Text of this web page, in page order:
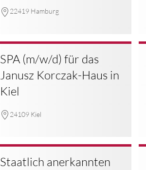
22419 Hamburg
SPA (m/w/d) für das
Janusz Korczak-Haus in
Kiel
24109 Kiel
Staatlich anerkannten